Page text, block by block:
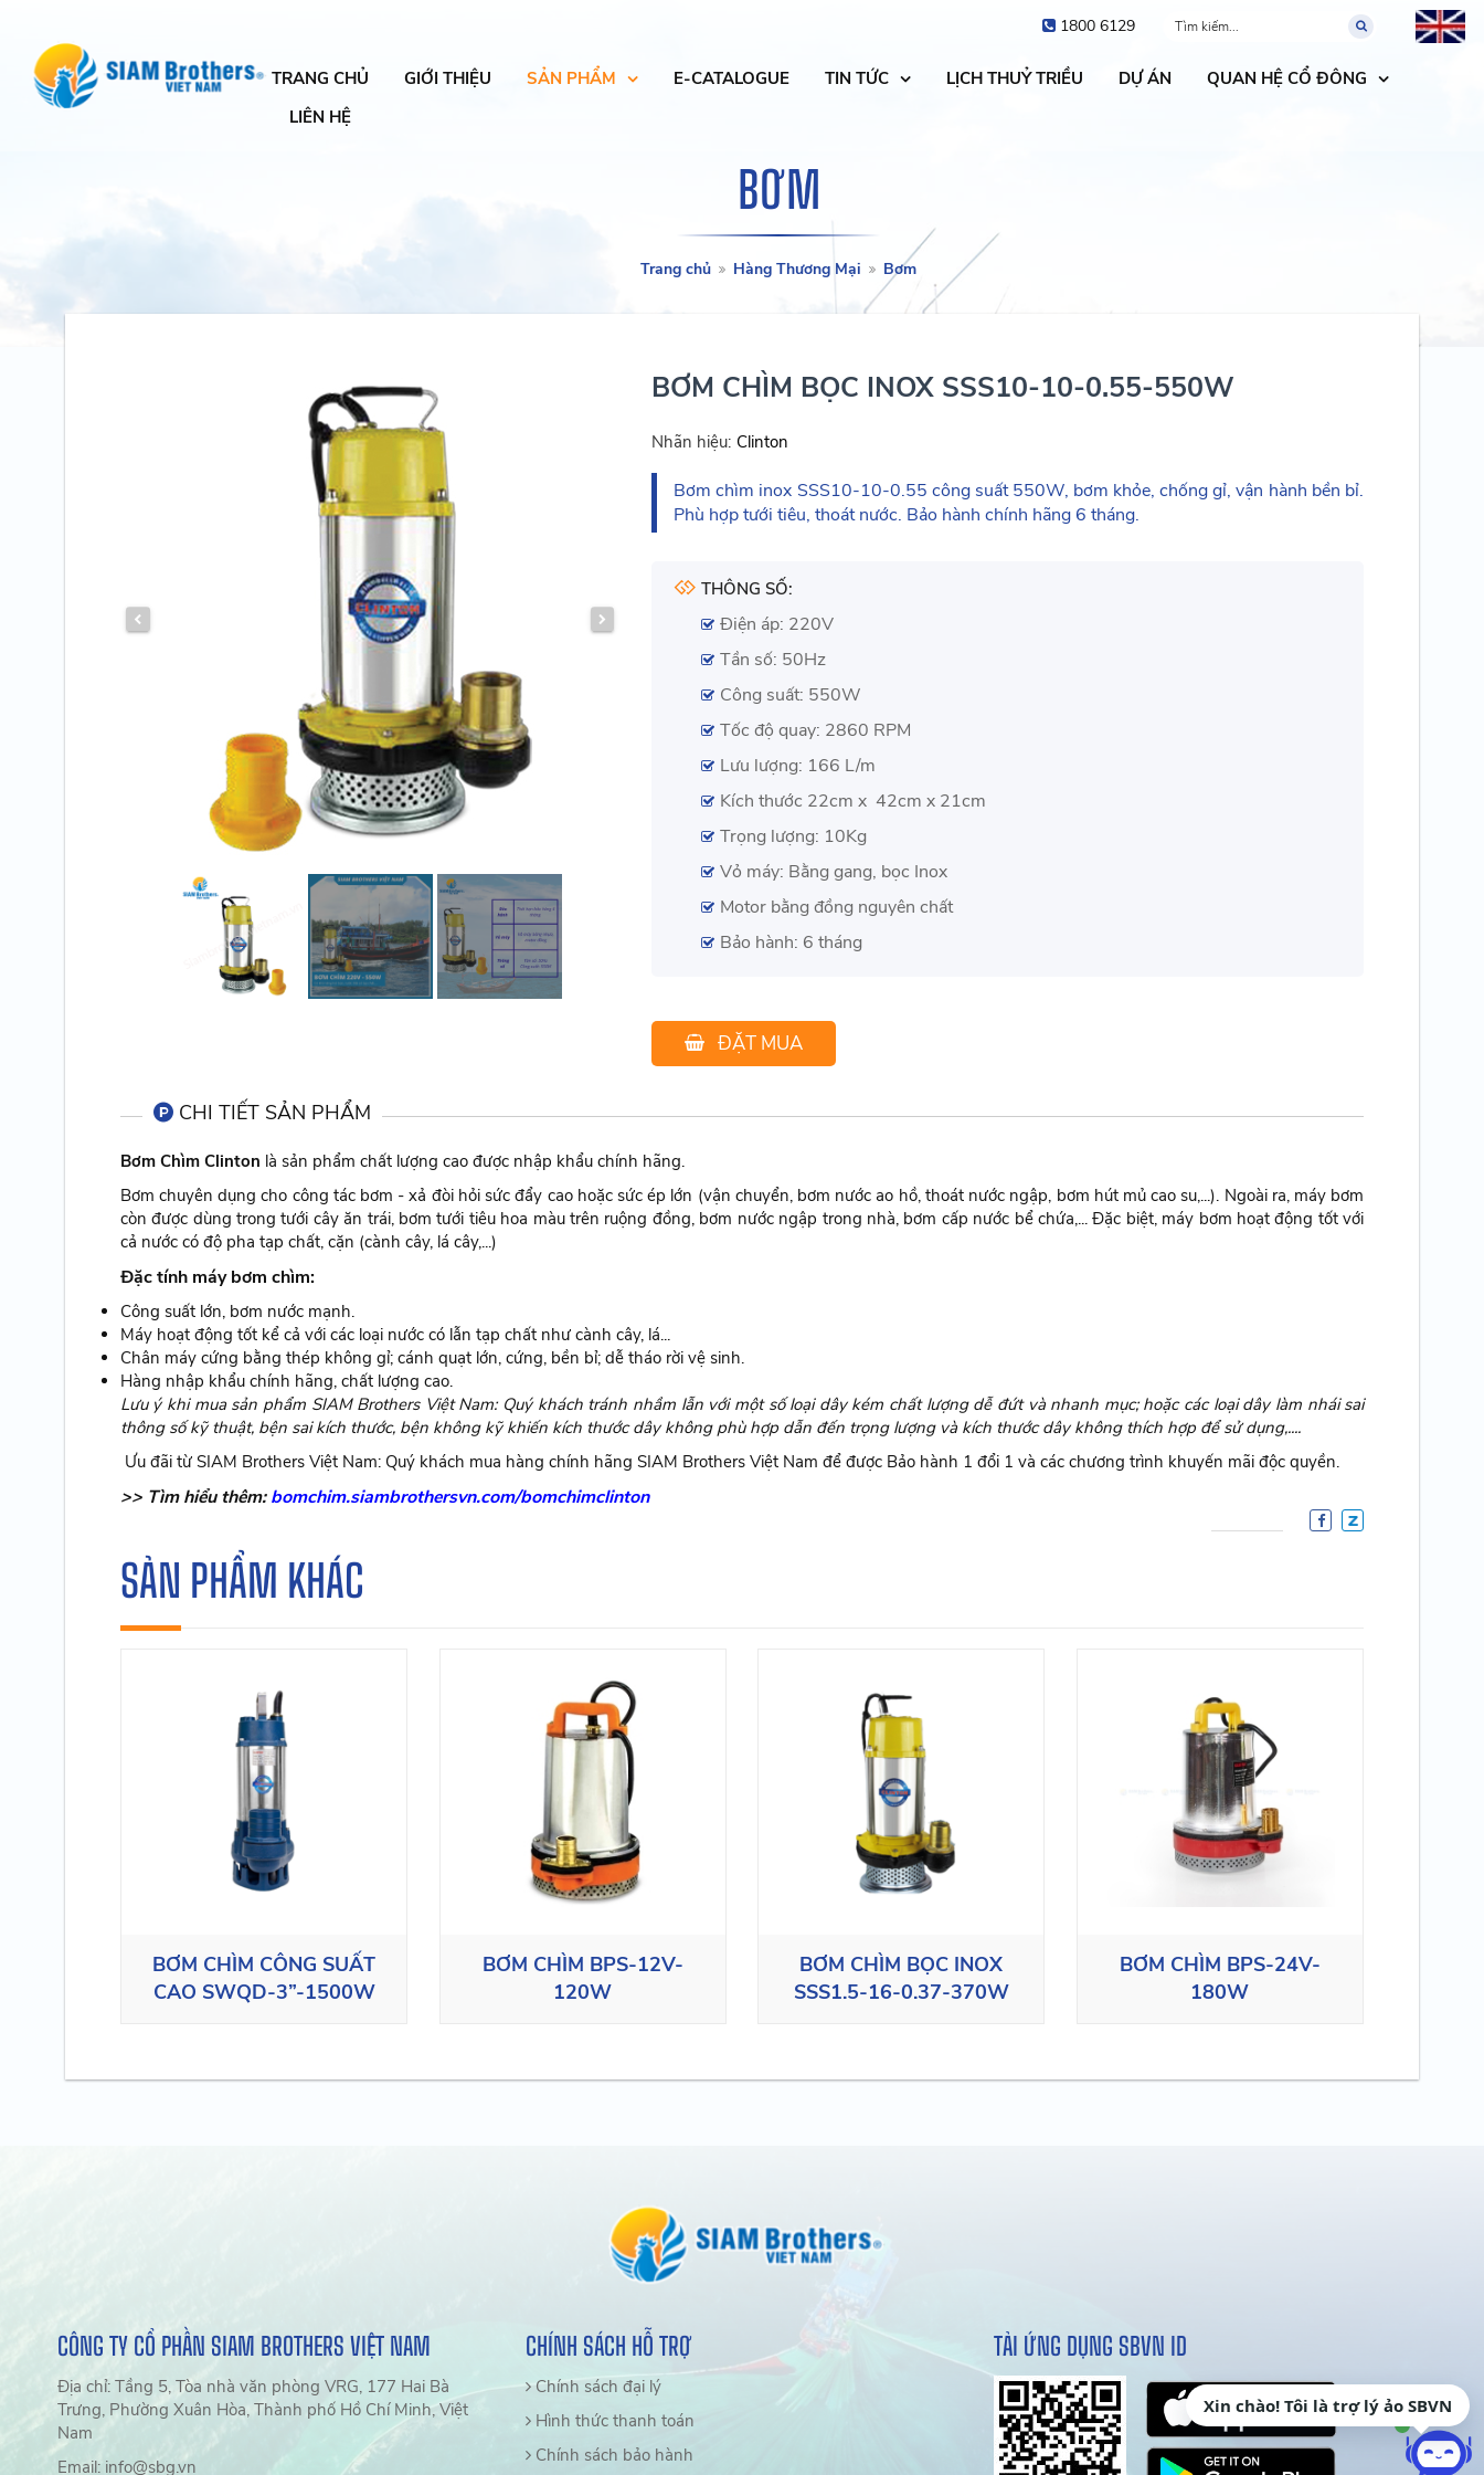
1800 6129
TRANG CHỦ GIỚI THIỆU SẢN PHẨM E-CATALOGUE TIN TỨC LỊCH THUỶ TRIỀU DỰ ÁN
QUAN HỆ CỔ ĐÔNG
LIÊN HỆ
BƠM
Trang chủ Hàng Thương Mại Bơm
BƠM CHÌM BỌC INOX SSS10-10-0.55-550W
Nhãn hiệu: Clinton
Bơm chìm inox SSS10-10-0.55 công suất 550W, bơm khỏe, chống gỉ, vận hành bền bỉ.
Phù hợp tưới tiêu, thoát nước. Bảo hành chính hãng 6 tháng.
THÔNG SỐ:
Điện áp: 220V
Tần số: 50Hz
Công suất: 550W
Tốc độ quay: 2860 RPM
Lưu lượng: 166 L/m
Kích thước 22cm x 42cm x 21cm
Trọng lượng: 10Kg
Vỏ máy: Bằng gang, bọc Inox
Motor bằng đồng nguyên chất
Bảo hành: 6 tháng
ĐẶT MUA
CHI TIẾT SẢN PHẨM
Bơm Chìm Clinton là sản phẩm chất lượng cao được nhập khẩu chính hãng.
Bơm chuyên dụng cho công tác bơm - xả đòi hỏi sức đẩy cao hoặc sức ép lớn (vận chuyển, bơm nước ao hồ, thoát nước ngập, bơm hút mủ cao su,...). Ngoài ra, máy bơm
còn được dùng trong tưới cây ăn trái, bơm tưới tiêu hoa màu trên ruộng đồng, bơm nước ngập trong nhà, bơm cấp nước bể chứa,... Đặc biệt, máy bơm hoạt động tốt với
cả nước có độ pha tạp chất, cặn (cành cây, lá cây,...)
Đặc tính máy bơm chìm:
Công suất lớn, bơm nước mạnh.
Máy hoạt động tốt kể cả với các loại nước có lẫn tạp chất như cành cây, lá...
Chân máy cứng bằng thép không gỉ; cánh quạt lớn, cứng, bền bỉ; dễ tháo rời vệ sinh.
Hàng nhập khẩu chính hãng, chất lượng cao.
Lưu ý khi mua sản phẩm SIAM Brothers Việt Nam: Quý khách tránh nhầm lẫn với một số loại dây kém chất lượng dễ đứt và nhanh mục; hoặc các loại dây làm nhái sai
thông số kỹ thuật, bện sai kích thước, bện không kỹ khiến kích thước dây không phù hợp dẫn đến trọng lượng và kích thước dây không thích hợp để sử dụng,....
Ưu đãi từ SIAM Brothers Việt Nam: Quý khách mua hàng chính hãng SIAM Brothers Việt Nam để được Bảo hành 1 đổi 1 và các chương trình khuyến mãi độc quyền.
>> Tìm hiểu thêm: bomchim.siambrothersvn.com/bomchimclinton
SẢN PHẨM KHÁC
BƠM CHÌM CÔNG SUẤT
CAO SWQD-3”-1500W
BƠM CHÌM BPS-12V-
120W
BƠM CHÌM BỌC INOX
SSS1.5-16-0.37-370W
BƠM CHÌM BPS-24V-
180W
CÔNG TY CỔ PHẦN SIAM BROTHERS VIỆT NAM
Địa chỉ: Tầng 5, Tòa nhà văn phòng VRG, 177 Hai Bà
Trưng, Phường Xuân Hòa, Thành phố Hồ Chí Minh, Việt
Nam
Email: info@sbg.vn
CHÍNH SÁCH HỖ TRỢ
Chính sách đại lý
Hình thức thanh toán
Chính sách bảo hành
TẢI ỨNG DỤNG SBVN ID
Xin chào! Tôi là trợ lý ảo SBVN